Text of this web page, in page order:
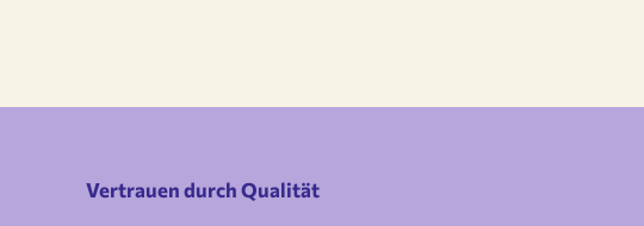
Vertrauen durch Qualität